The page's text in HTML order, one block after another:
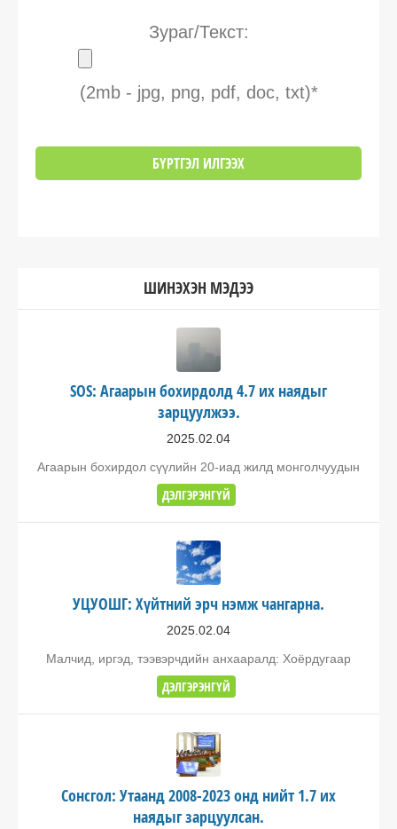
Зураг/Текст:
(2mb - jpg, png, pdf, doc, txt)*
ШИНЭХЭН МЭДЭЭ
SOS: Агаарын бохирдолд 4.7 их наядыг
зарцуулжээ.
2025.02.04
Агаарын бохирдол сүүлийн 20-иад жилд монголчуудын
ДЭЛГЭРЭНГҮЙ
УЦУОШГ: Хүйтний эрч нэмж чангарна.
2025.02.04
Малчид, иргэд, тээвэрчдийн анхааралд: Хоёрдугаар
ДЭЛГЭРЭНГҮЙ
Сонсгол: Утаанд 2008-2023 онд нийт 1.7 их
наядыг зарцуулсан.